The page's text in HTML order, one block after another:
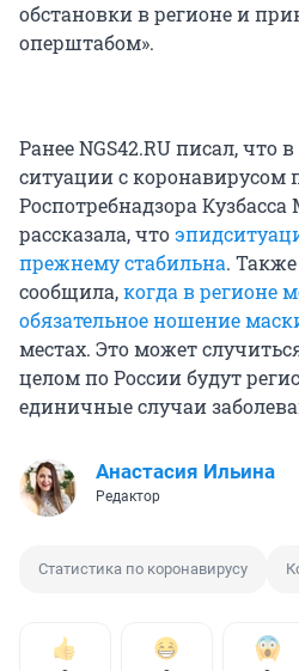
обстановки в регионе и
оперштабом».
Ранее NGS42.RU писал, что
ситуации с коронавирусом
Роспотребнадзора
рассказала, что
прежнему стабильна.
сообщила,когда в регионе
обязательное ношение
местах. Это может
целом по России будут
единичные случаи
Анастасия Ильина
Редактор
Статистика по коронавирусу